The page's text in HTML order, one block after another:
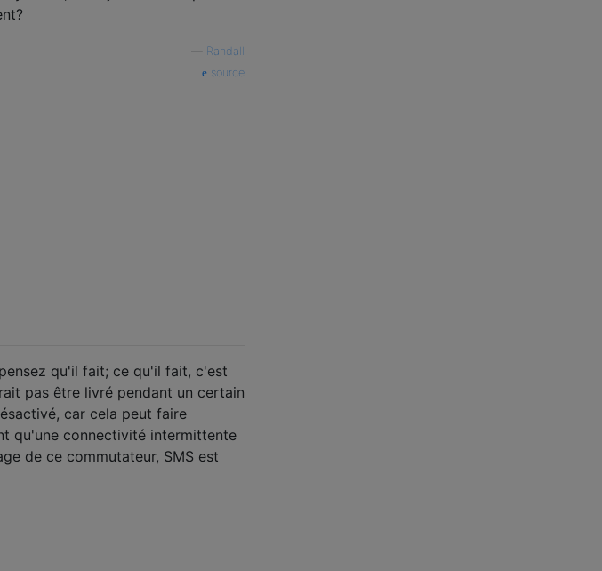
Randall
source
qu'il fait; ce qu'il fait, c'est
pas être livré pendant un certain
car cela peut faire
qu'une connectivité intermittente
de ce commutateur, SMS est